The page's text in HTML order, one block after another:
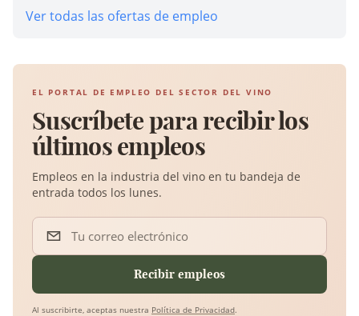
Ver todas las ofertas de empleo
EL PORTAL DE EMPLEO DEL SECTOR DEL VINO
Suscríbete para recibir los
últimos empleos
Empleos en la industria del vino en tu bandeja de
entrada todos los lunes.
Tu correo electrónico
Recibir empleos
Al suscribirte, aceptas nuestra Política de Privacidad.